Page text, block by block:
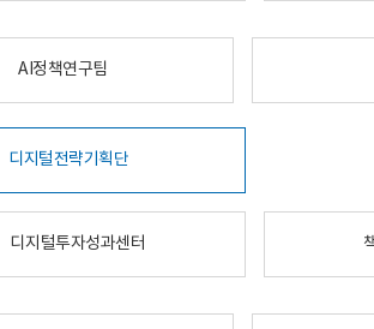
AI정책연구팀
디지털전략기획단
디지털투자성과센터